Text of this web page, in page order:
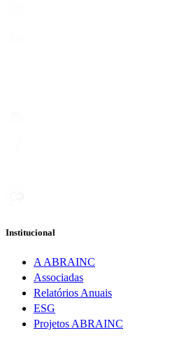
Institucional
A ABRAINC
Associadas
Relatórios Anuais
ESG
Projetos ABRAINC